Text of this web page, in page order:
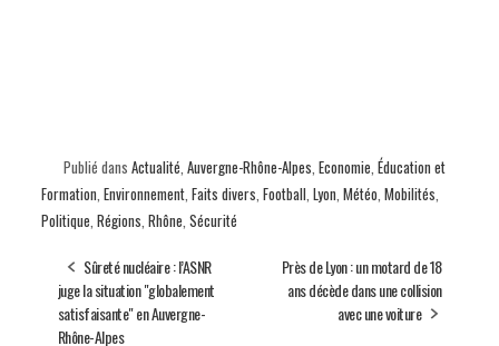
Publié dans Actualité, Auvergne-Rhône-Alpes, Economie, Éducation et
Formation, Environnement, Faits divers, Football, Lyon, Météo, Mobilités,
Politique, Régions, Rhône, Sécurité
Sûreté nucléaire : l’ASNR
juge la situation "globalement
satisfaisante" en Auvergne-
Rhône-Alpes
Près de Lyon : un motard de 18
ans décède dans une collision
avec une voiture